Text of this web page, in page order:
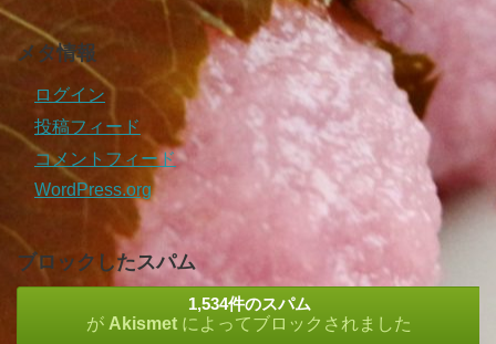
メタ情報
ログイン
投稿フィード
コメントフィード
WordPress.org
ブロックしたスパム
1,534件のスパム
が Akismet によってブロックされました